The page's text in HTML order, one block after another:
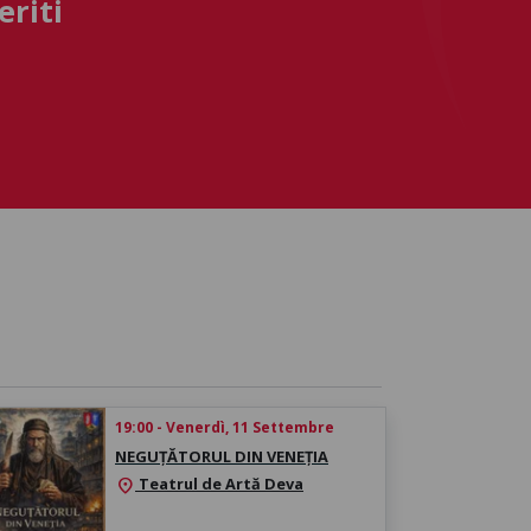
19:00 - Venerdì, 11 Settembre
NEGUȚĂTORUL DIN VENEȚIA
location_on Teatrul de Artă Deva